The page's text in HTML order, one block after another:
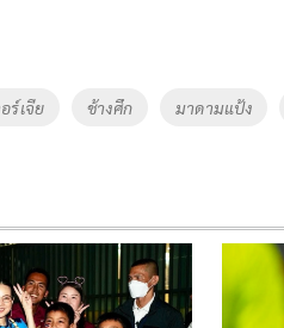
ร์เจีย ช้างศึก มาดามแป้ง